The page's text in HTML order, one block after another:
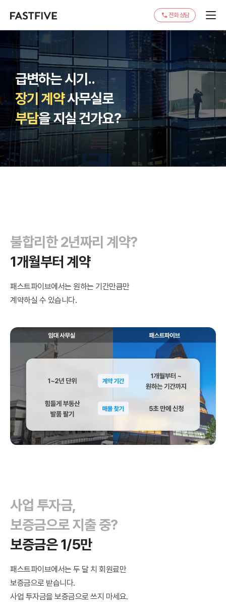
전화 상담
급변하는 시기..
장기 계약사무실로
부담을 지실 건가요?
불합리한 2년짜리 계약?
1개월부터 계약
패스트파이브에서는 원하는 기간만큼만
계약하실 수 있습니다.
사업 투자금,
보증금으로 지출 중?
보증금은 1/5만
패스트파이브에서는 두 달 치 회원료만
보증금으로 받습니다.
사업 투자금을 보증금으로 쓰지 마세요.